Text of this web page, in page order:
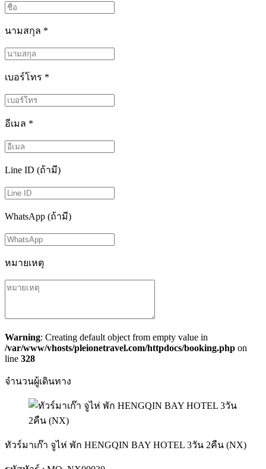
นามสกุล *
เบอร์โทร *
อีเมล *
Line ID (ถ้ามี)
WhatsApp (ถ้ามี)
หมายเหตุ
Warning: Creating default object from empty value in
/var/www/vhosts/pleionetravel.com/httpdocs/booking.php on
line 328
จำนวนผู้เดินทาง
ทัวร์มาเก๊า จูไห่ พัก HENGQIN BAY HOTEL 3วัน 2คืน (NX)